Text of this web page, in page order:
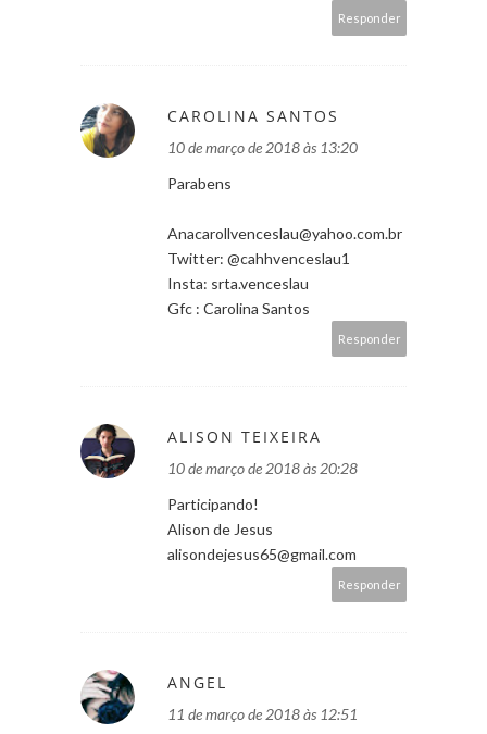
Responder
CAROLINA SANTOS
10 de março de 2018 às 13:20
Parabens
Anacarollvenceslau@yahoo.com.br
Twitter: @cahhvenceslau1
Insta: srta.venceslau
Gfc : Carolina Santos
Responder
ALISON TEIXEIRA
10 de março de 2018 às 20:28
Participando!
Alison de Jesus
alisondejesus65@gmail.com
Responder
ANGEL
11 de março de 2018 às 12:51